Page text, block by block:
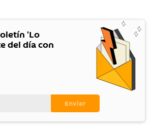
'Lo
del día con